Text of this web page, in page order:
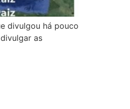
divulgou há pouco
as